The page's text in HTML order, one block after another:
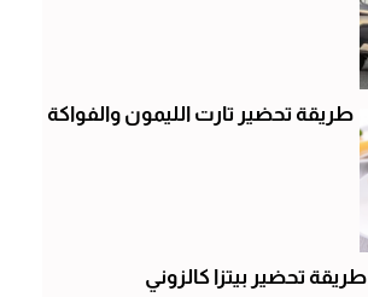
طريقة تحضير تارت الليمون والفواكة
طريقة تحضير بيتزا كالزوني